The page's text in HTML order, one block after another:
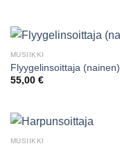
MUSIIKKI
Flyygelinsoittaja (nainen)
55,00 €
MUSIIKKI